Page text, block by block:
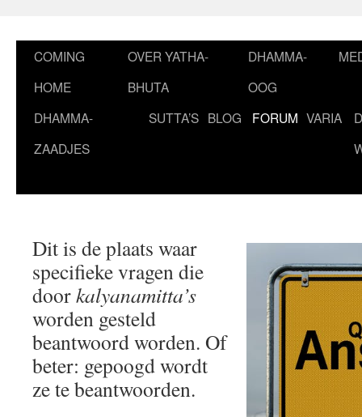
COMING
HOME
OVER YATHA-
BHUTA
DHAMMA-
OOG
DHAMMA-
ZAADJES
SUTTA’S BLOG FORUM VARIA
Dit is de plaats waar
specifieke vragen die
doorkalyanamitta’s
worden gesteld
beantwoord worden. Of
beter: gepoogd wordt
ze te beantwoorden.